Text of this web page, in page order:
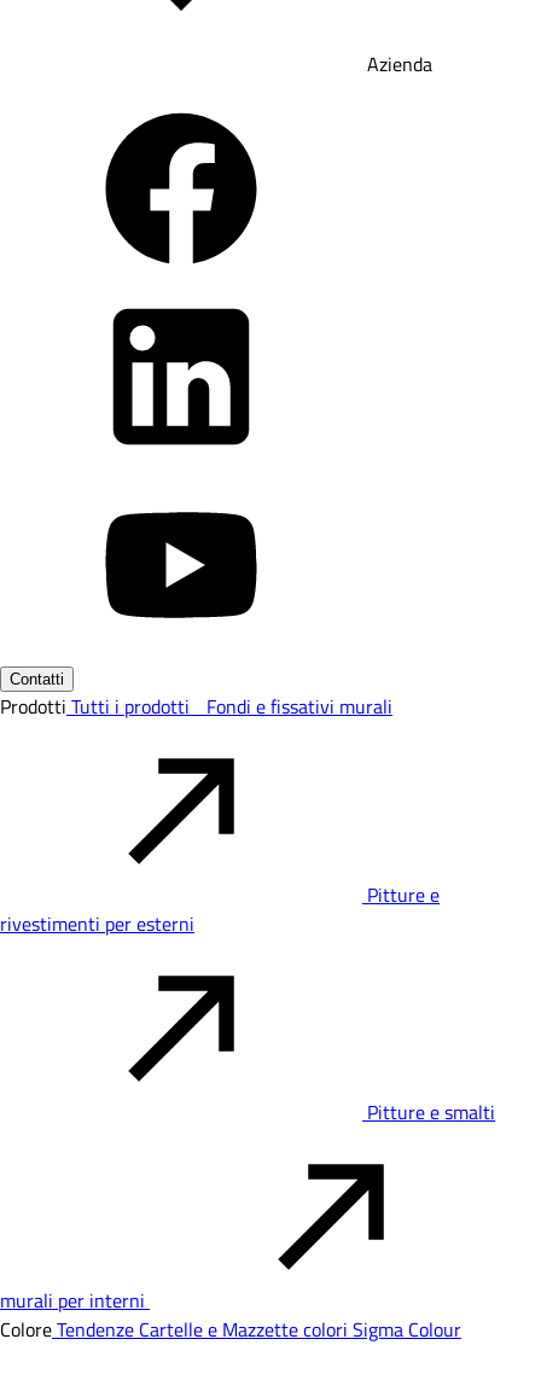
Azienda
Contatti
Prodotti Tutti i prodotti Fondi e fissativi murali
Pitture e
rivestimenti per esterni
Pitture e smalti
murali per interni
ColoreTendenze Cartelle e Mazzette colori Sigma Colour